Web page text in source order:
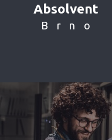
Absolvent
Brno